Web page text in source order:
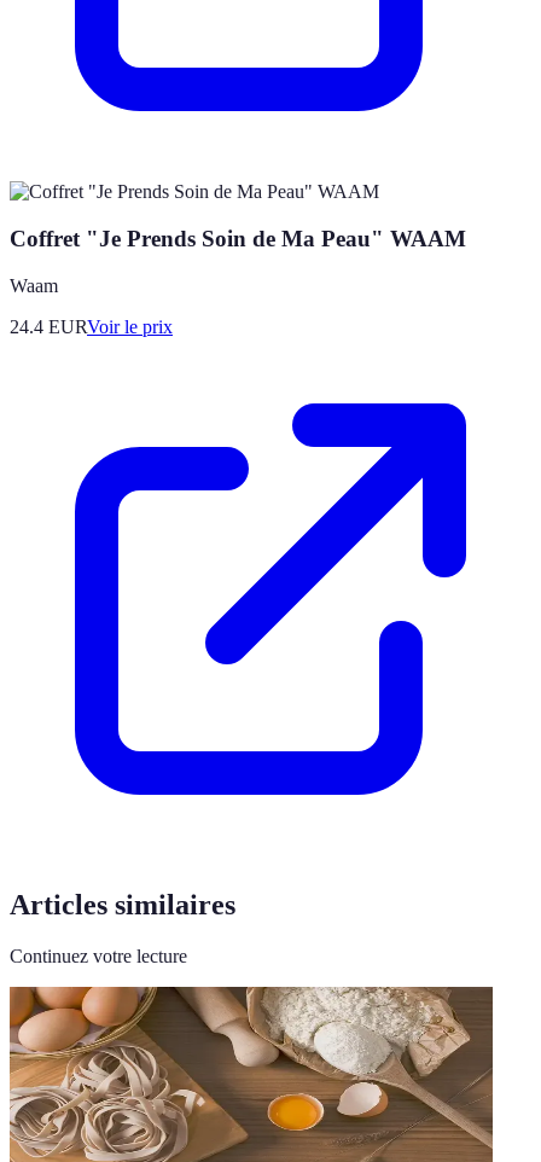
Coffret "Je Prends Soin de Ma Peau" WAAM
Waam
24.4 EURVoir le prix
Articles similaires
Continuez votre lecture